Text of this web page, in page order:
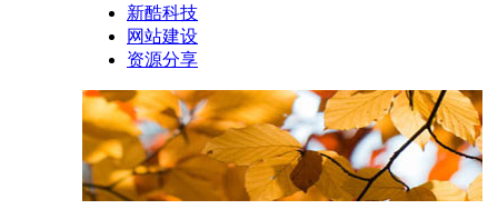
新酷科技
网站建设
资源分享